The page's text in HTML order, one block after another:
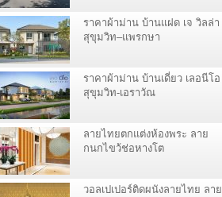
ราคาผ้าม่าน บ้านแฝด เจ วิลล่า
สุขุมวิท–แพรกษา
ราคาผ้าม่าน บ้านเดี่ยว เลอนีโอ
สุขุมวิท-เอราวัณ
ลายไทยตกแต่งห้องพระ ลาย
กนกไขว้ช่อหางโต
วอลเปเปอร์ติดผนังลายไทย ลาย